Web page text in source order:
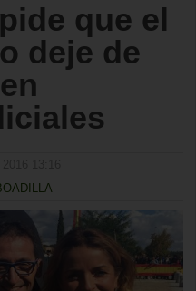
que el
deje de